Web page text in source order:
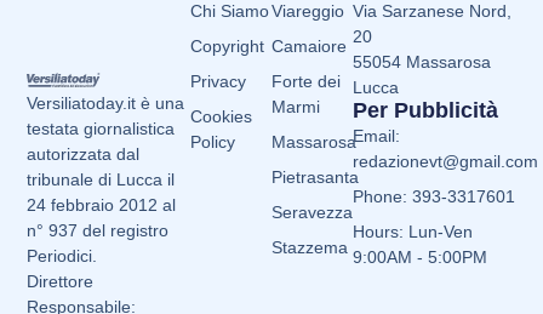
Versiliatoday.it è una
testata giornalistica
autorizzata dal
tribunale di Lucca il
24 febbraio 2012 al
n° 937 del registro
Periodici.
Direttore
Responsabile:
Viareggio
Camaiore
Forte dei
Marmi
Massarosa
Pietrasanta
Seravezza
Stazzema
Chi Siamo
Copyright
Privacy
Cookies
Policy
Via Sarzanese Nord,
20
55054 Massarosa
Lucca
Per Pubblicità
Email:
redazionevt@gmail.com
Phone: 393-3317601
Hours: Lun-Ven
9:00AM - 5:00PM